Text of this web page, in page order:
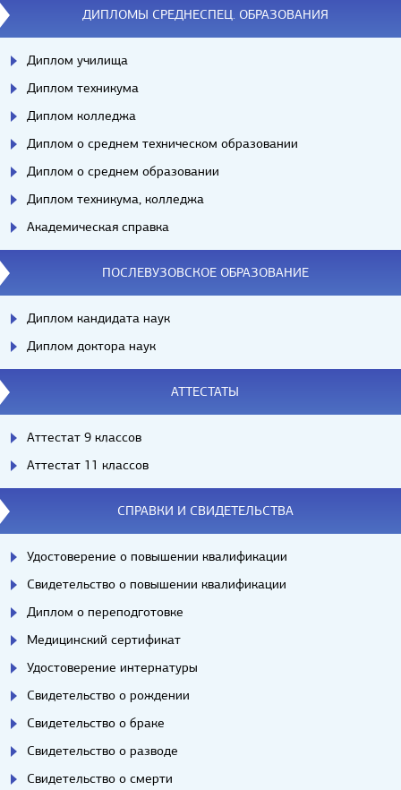
ДИПЛОМЫ СРЕДНЕСПЕЦ. ОБРАЗОВАНИЯ
Диплом училища
Диплом техникума
Диплом колледжа
Диплом о среднем техническом образовании
Диплом о среднем образовании
Диплом техникума, колледжа
Академическая справка
ПОСЛЕВУЗОВСКОЕ ОБРАЗОВАНИЕ
Диплом кандидата наук
Диплом доктора наук
АТТЕСТАТЫ
Аттестат 9 классов
Аттестат 11 классов
СПРАВКИ И СВИДЕТЕЛЬСТВА
Удостоверение о повышении квалификации
Свидетельство о повышении квалификации
Диплом о переподготовке
Медицинский сертификат
Удостоверение интернатуры
Свидетельство о рождении
Свидетельство о браке
Свидетельство о разводе
Свидетельство о смерти